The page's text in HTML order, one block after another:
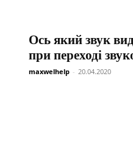
Ось який звук
при переході
maxwelhelp - 20.04.2020